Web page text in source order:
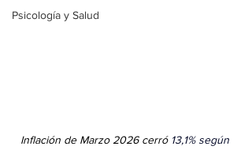
Psicología y Salud
Inflación de Marzo 2026 cerró 13,1% según